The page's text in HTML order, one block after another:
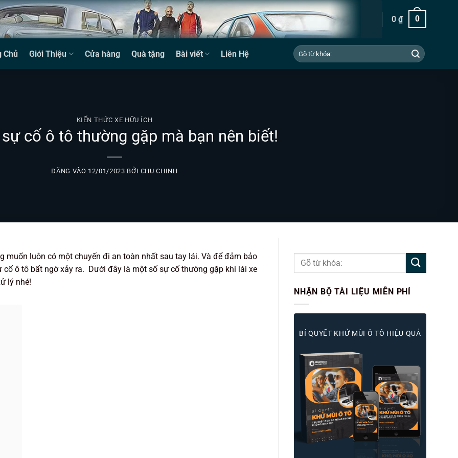
0₫ 0
Chủ Giới Thiệu Cửa hàng Quà tặng Bài viết Liên Hệ
Tìm
kiếm:
KIẾN THỨC XE HỮU ÍCH
cố ô tô thường gặp mà bạn nên biết!
ĐĂNG VÀO 12/01/2023 BỞI CHU CHINH
muốn luôn có một chuyến đi an toàn nhất sau tay lái. Và để đảm bảo
ô tô bất ngờ xảy ra. Dưới đây là một số sự cố thường gặp khi lái xe
lý nhé!
NHẬN BỘ TÀI LIỆU MIỄN PHÍ
BÍ QUYẾT KHỬ MÙI Ô TÔ HIỆU QUẢ